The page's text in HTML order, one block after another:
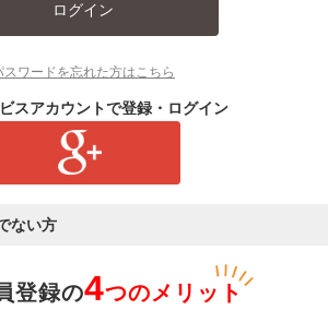
ログイン
スワードを忘れた方はこちら
スアカウントで登録・ログイン
ない方
登録の4つのメリット